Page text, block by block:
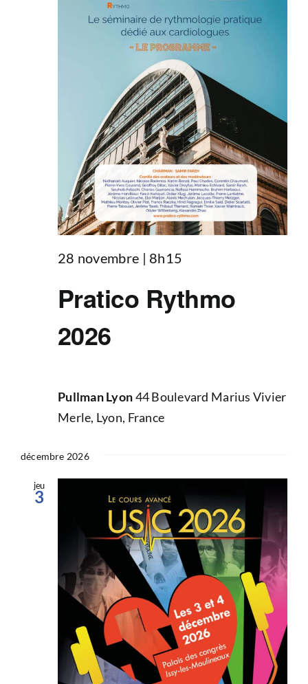
Pratico Rythmo
2026
28 novembre | 8h15
Pullman Lyon44 Boulevard Marius Vivier
Merle, Lyon, France
décembre 2026
jeu
3